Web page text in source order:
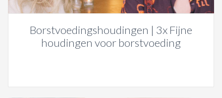
Borstvoedingshoudingen | 3x Fijne
houdingen voor borstvoeding